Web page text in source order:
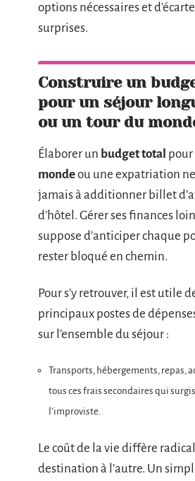
options nécessaires et
surprises.
Construire un
pour un séjour
ou un tour du
Élaborer un budget total pour
mondeou une expatriation
jamais à additionner billet
d’hôtel. Gérer ses finances
suppose d’anticiper chaque
rester bloqué en chemin.
Pour s’y retrouver, il est utile
principaux postes de
sur l’ensemble du séjour :
Transports, hébergements, repas,
tous ces frais secondaires qui
l’improviste.
Le coût de la vie diffère
destination à l’autre. Un